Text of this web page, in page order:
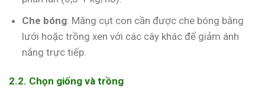
Che bóng: Măng cụt con cần được che bóng bằng
lưới hoặc trồng xen với các cây khác để giảm ánh
nắng trực tiếp.
2.2. Chọn giống và trồng